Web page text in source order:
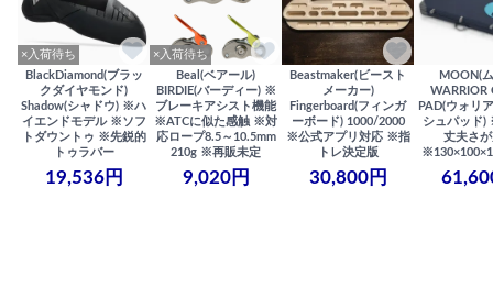
×入荷待ち
BlackDiamond(ブラッ
クダイヤモンド)
Shadow(シャドウ) ※ハ
イエンドモデル ※ソフ
トダウントゥ ※先鋭的
トゥラバー
19,536円
×入荷待ち
Beal(ベアール)
BIRDIE(バーディー) ※
ブレーキアシスト機能
※ATCに似た感触 ※対
応ロープ8.5～10.5mm
210g ※再販未定
9,020円
Beastmaker(ビースト
メーカー)
Fingerboard(フィンガ
ーボード) 1000/2000
※公式アプリ対応 ※指
トレ決定版
30,800円
MOON(
WARRIOR
PAD(ウォリ
シュパッド)
丈夫さ